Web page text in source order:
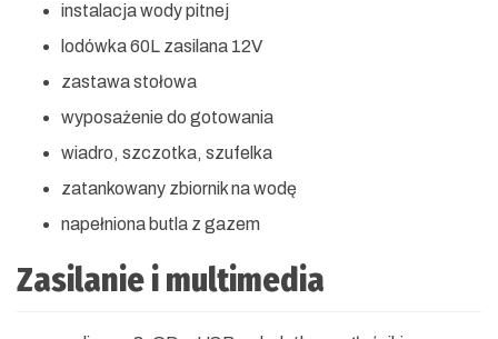
instalacja wody pitnej
lodówka 60L zasilana 12V
zastawa stołowa
wyposażenie do gotowania
wiadro, szczotka, szufelka
zatankowany zbiornik na wodę
napełniona butla z gazem
Zasilanie i multimedia